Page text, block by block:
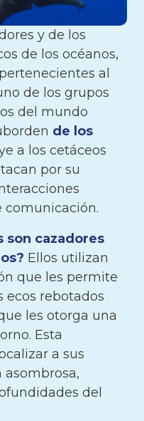
y de los
de los océanos,
al
de los grupos
del mundo
de los
a los cetáceos
por su
comunicación.
son cazadores
Ellos utilizan
que les permite
ecos rebotados
les otorga una
Esta
a sus
asombrosa,
del